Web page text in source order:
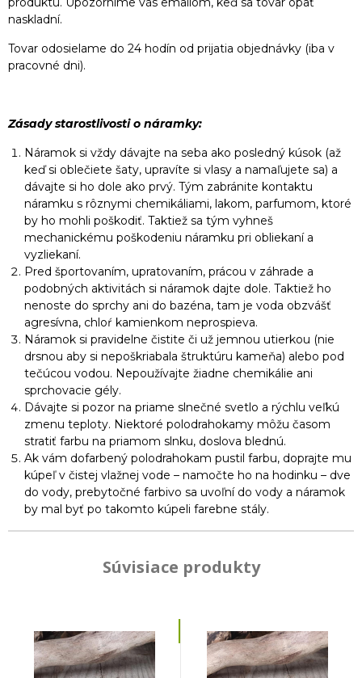
naskladní.
Tovar odosielame do 24 hodín od prijatia objednávky (iba v
pracovné dni).
Zásady starostlivosti o náramky:
Náramok si vždy dávajte na seba ako posledný kúsok (až
keď si oblečiete šaty, upravíte si vlasy a namaľujete sa) a
dávajte si ho dole ako prvý. Tým zabránite kontaktu
náramku s rôznymi chemikáliami, lakom, parfumom, ktoré
by ho mohli poškodiť. Taktiež sa tým vyhneš
mechanickému poškodeniu náramku pri obliekaní a
vyzliekaní.
Pred športovaním, upratovaním, prácou v záhrade a
podobných aktivitách si náramok dajte dole. Taktiež ho
nenoste do sprchy ani do bazéna, tam je voda obzvášť
agresívna, chloŕ kamienkom neprospieva.
Náramok si pravidelne čistite či už jemnou utierkou (nie
drsnou aby si nepoškriabala štruktúru kameňa) alebo pod
tečúcou vodou. Nepoužívajte žiadne chemikálie ani
sprchovacie gély.
Dávajte si pozor na priame slnečné svetlo a rýchlu veľkú
zmenu teploty. Niektoré polodrahokamy môžu časom
stratiť farbu na priamom slnku, doslova blednú.
Ak vám dofarbený polodrahokam pustil farbu, doprajte mu
kúpeľ v čistej vlažnej vode – namočte ho na hodinku – dve
do vody, prebytočné farbivo sa uvoľní do vody a náramok
by mal byť po takomto kúpeli farebne stály.
Súvisiace produkty